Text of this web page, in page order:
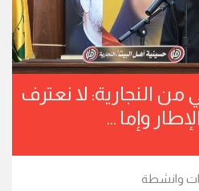
النجارية: لا نعترف
وإما ...
وانشطة